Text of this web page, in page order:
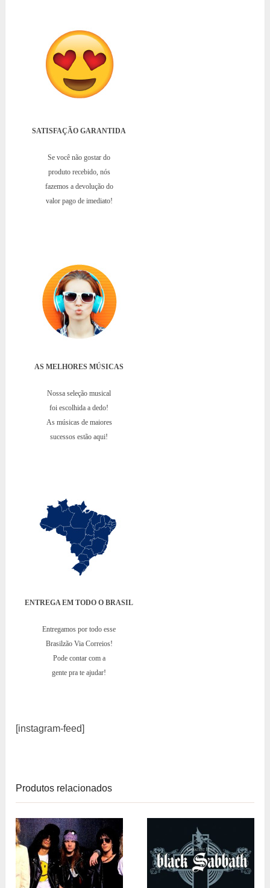
SATISFAÇÃO GARANTIDA
Se você não gostar do
produto recebido, nós
fazemos a devolução do
valor pago de imediato!
AS MELHORES MÚSICAS
Nossa seleção musical
foi escolhida a dedo!
As músicas de maiores
sucessos estão aqui!
ENTREGA EM TODO O BRASIL
Entregamos por todo esse
Brasilzão Via Correios!
Pode contar com a
gente pra te ajudar!
[instagram-feed]
Produtos relacionados